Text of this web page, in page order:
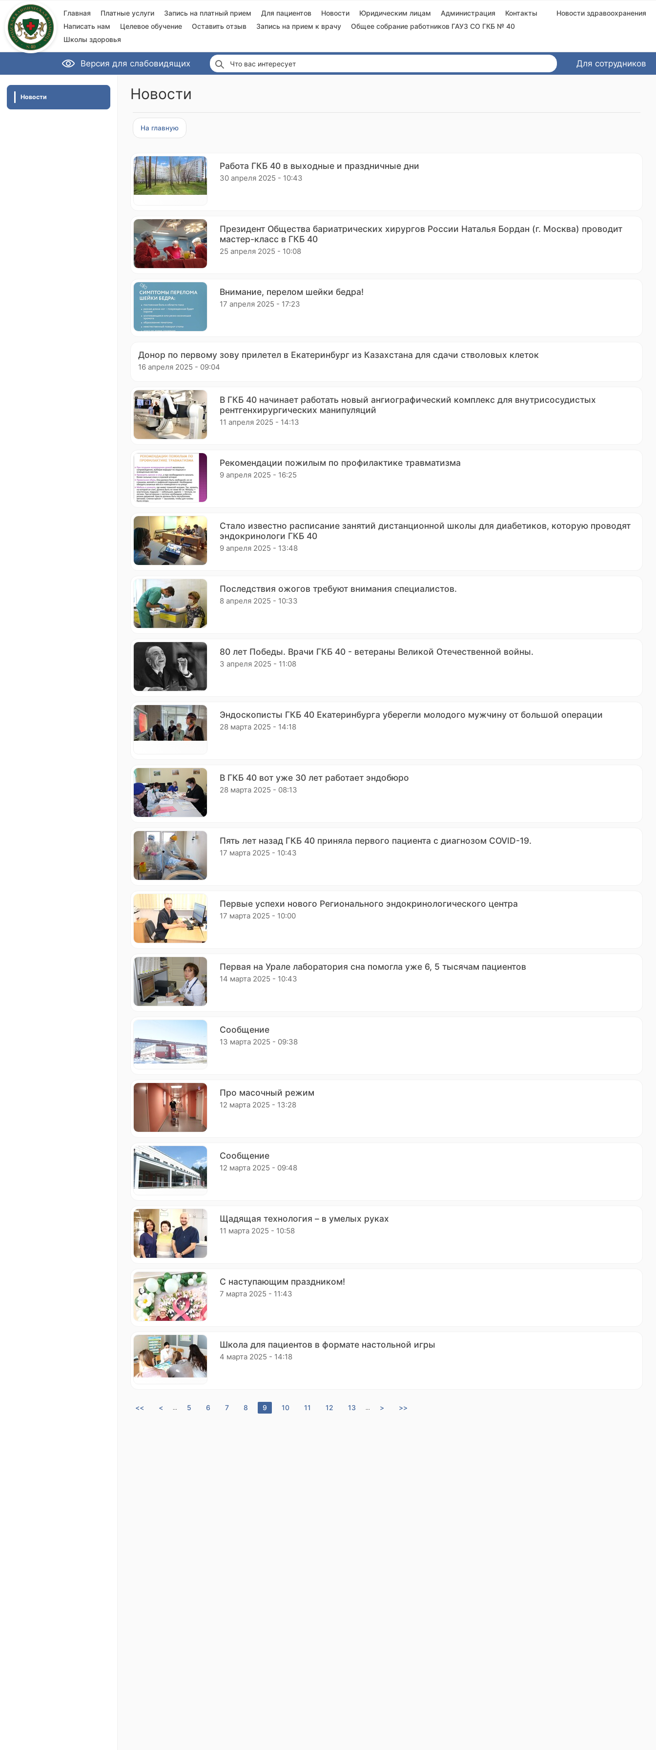
Главная Платные услуги Запись на платный прием Для пациентов Новости Юридическим лицам Администрация
Контакты
Написать нам
Целевое обучение Оставить отзыв Запись на прием к врачу
Общее собрание работников ГАУЗ СО ГКБ № 40
Школы здоровья
Новости здравоохранения
Версия для слабовидящих Что вас интересует Для сотрудников
Новости Новости
На главную
Работа ГКБ 40 в выходные и праздничные дни
30 апреля 2025 - 10:43
Президент Общества бариатрических хирургов России Наталья Бордан (г. Москва) проводит
мастер-класс в ГКБ 40
25 апреля 2025 - 10:08
Внимание, перелом шейки бедра!
17 апреля 2025 - 17:23
Донор по первому зову прилетел в Екатеринбург из Казахстана для сдачи стволовых клеток
16 апреля 2025 - 09:04
В ГКБ 40 начинает работать новый ангиографический комплекс для внутрисосудистых
рентгенхирургических манипуляций
11 апреля 2025 - 14:13
Рекомендации пожилым по профилактике травматизма
9 апреля 2025 - 16:25
Стало известно расписание занятий дистанционной школы для диабетиков, которую проводят
эндокринологи ГКБ 40
9 апреля 2025 - 13:48
Последствия ожогов требуют внимания специалистов.
8 апреля 2025 - 10:33
80 лет Победы. Врачи ГКБ 40 - ветераны Великой Отечественной войны.
3 апреля 2025 - 11:08
Эндоскописты ГКБ 40 Екатеринбурга уберегли молодого мужчину от большой операции
28 марта 2025 - 14:18
В ГКБ 40 вот уже 30 лет работает эндобюро
28 марта 2025 - 08:13
Пять лет назад ГКБ 40 приняла первого пациента с диагнозом COVID-19.
17 марта 2025 - 10:43
Первые успехи нового Регионального эндокринологического центра
17 марта 2025 - 10:00
Первая на Урале лаборатория сна помогла уже 6, 5 тысячам пациентов
14 марта 2025 - 10:43
Сообщение
13 марта 2025 - 09:38
Про масочный режим
12 марта 2025 - 13:28
Сообщение
12 марта 2025 - 09:48
Щадящая технология – в умелых руках
11 марта 2025 - 10:58
С наступающим праздником!
7 марта 2025 - 11:43
Школа для пациентов в формате настольной игры
4 марта 2025 - 14:18
<< < ... 5 6 7 8 9 10 11 12 13 ... > >>